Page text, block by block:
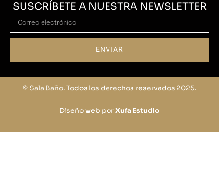
SUSCRÍBETE A NUESTRA NEWSLETTER
ENVIAR
© Sala Baño. Todos los derechos reservados 2025.
Diseño web porXufa Estudio